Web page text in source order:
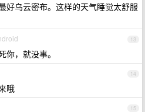
好乌云密布。这样的天气睡觉太舒服
13
，就没事。
14
哦
15